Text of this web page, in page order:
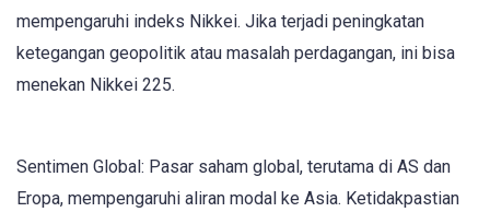
mempengaruhi indeks Nikkei. Jika terjadi peningkatan
ketegangan geopolitik atau masalah perdagangan, ini bisa
menekan Nikkei 225.
Sentimen Global: Pasar saham global, terutama di AS dan
Eropa, mempengaruhi aliran modal ke Asia. Ketidakpastian